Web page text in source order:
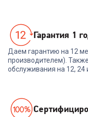
Гарантия 1
Даем гарантию на 12
производителем).
обслуживания на 12, 24